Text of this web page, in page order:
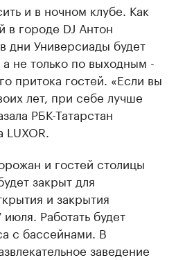
и в ночном клубе. Как
в городе DJ Антон
дни Универсиады будет
не только по выходным -
притока гостей. «Если вы
лет, при себе лучше
РБК-Татарстан
и гостей столицы
закрыт для
и закрытия
Работать будет
с бассейнами. В
заведение